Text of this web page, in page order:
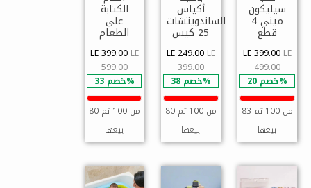
سيليكون
ميني 4
قطع
LE 399.00LE
499.00
خصم 20%
83 من 100 تم
بيعها
أكياس
الساندويتشات
25 كيس
LE 249.00LE
399.00
خصم 38%
80 من 100 تم
بيعها
الكتابة
على
الطعام
LE 399.00LE
599.00
خصم 33%
80 من 100 تم
بيعها